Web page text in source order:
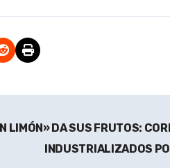
LIMÓN» DA SUS FRUTOS:
INDUSTRIALIZADOS